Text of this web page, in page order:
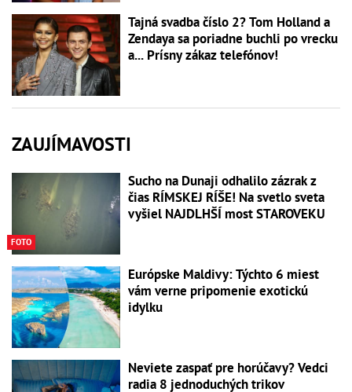
Tajná svadba číslo 2? Tom Holland a
Zendaya sa poriadne buchli po vrecku
a... Prísny zákaz telefónov!
ZAUJÍMAVOSTI
FOTO
Sucho na Dunaji odhalilo zázrak z
čias RÍMSKEJ RÍŠE! Na svetlo sveta
vyšiel NAJDLHŠÍ most STAROVEKU
Európske Maldivy: Týchto 6 miest
vám verne pripomenie exotickú
idylku
Neviete zaspať pre horúčavy? Vedci
radia 8 jednoduchých trikov